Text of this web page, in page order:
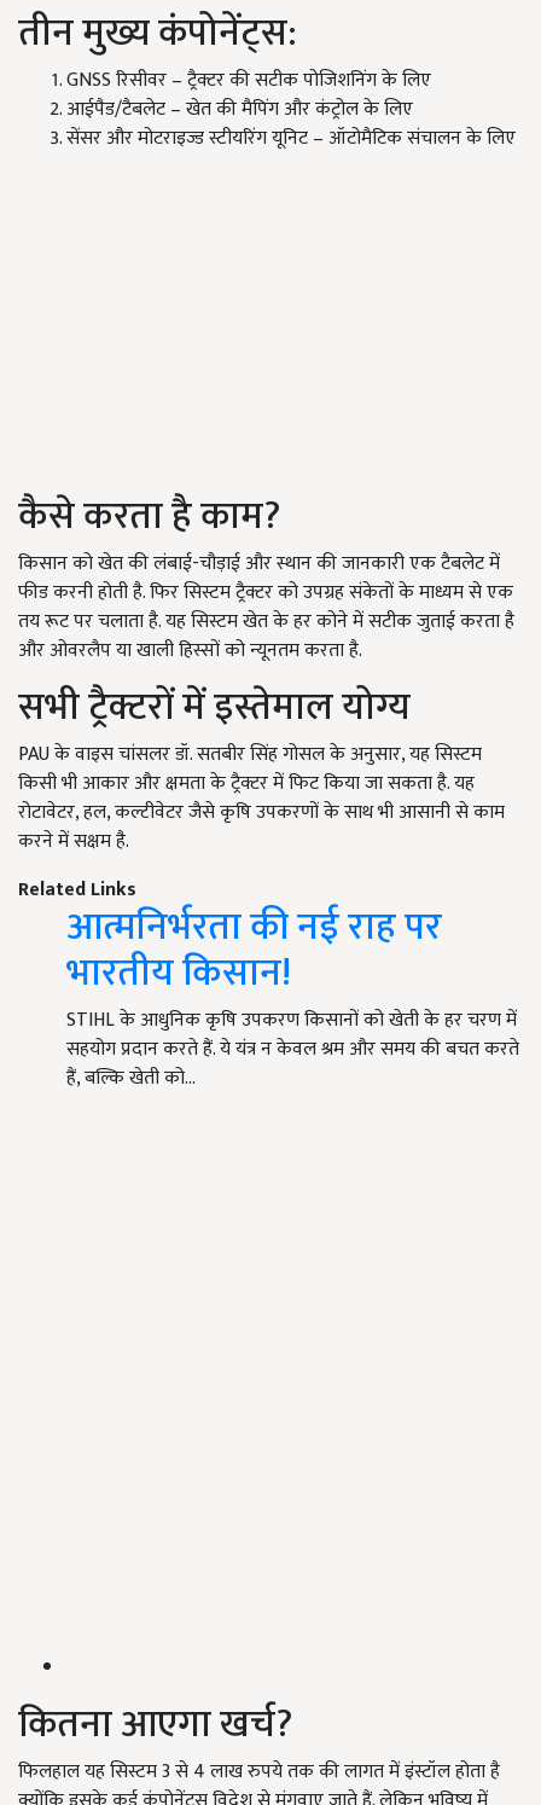
तीन मुख्य कंपोनेंट्स:
GNSS रिसीवर – ट्रैक्टर की सटीक पोजिशनिंग के लिए
आईपैड/टैबलेट – खेत की मैपिंग और कंट्रोल के लिए
सेंसर और मोटराइज्ड स्टीयरिंग यूनिट – ऑटोमैटिक संचालन के लिए
कैसे करता है काम?
किसान को खेत की लंबाई-चौड़ाई और स्थान की जानकारी एक टैबलेट में
फीड करनी होती है. फिर सिस्टम ट्रैक्टर को उपग्रह संकेतों के माध्यम से एक
तय रूट पर चलाता है. यह सिस्टम खेत के हर कोने में सटीक जुताई करता है
और ओवरलैप या खाली हिस्सों को न्यूनतम करता है.
सभी ट्रैक्टरों में इस्तेमाल योग्य
PAU के वाइस चांसलर डॉ. सतबीर सिंह गोसल के अनुसार, यह सिस्टम
किसी भी आकार और क्षमता के ट्रैक्टर में फिट किया जा सकता है. यह
रोटावेटर, हल, कल्टीवेटर जैसे कृषि उपकरणों के साथ भी आसानी से काम
करने में सक्षम है.
Related Links
आत्मनिर्भरता की नई राह पर
भारतीय किसान!
STIHL के आधुनिक कृषि उपकरण किसानों को खेती के हर चरण में
सहयोग प्रदान करते हैं. ये यंत्र न केवल श्रम और समय की बचत करते
हैं, बल्कि खेती को…
कितना आएगा खर्च?
फिलहाल यह सिस्टम 3 से 4 लाख रुपये तक की लागत में इंस्टॉल होता है